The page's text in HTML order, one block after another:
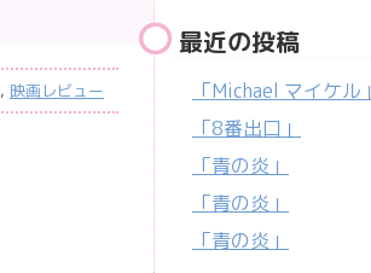
, 映画レビュー
最近の投稿
「Michael マイケル」
「8番出口」
「青の炎」
「青の炎」
「青の炎」